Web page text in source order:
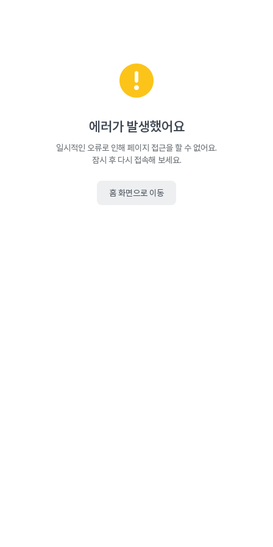
에러가 발생했어요
일시적인 오류로 인해 페이지 접근을 할 수 없어요.
잠시 후 다시 접속해 보세요.
홈 화면으로 이동